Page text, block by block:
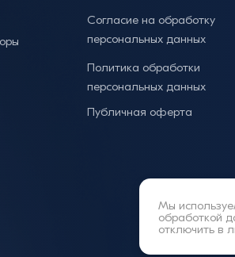
Согласие на обработку
персональных данных
Политика обработки
персональных данных
Публичная оферта
Мы
обработкой
отключить в